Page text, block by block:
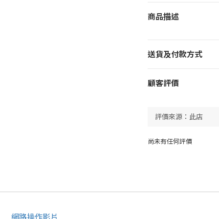
商品描述
送貨及付款方式
顧客評價
尚未有任何評價